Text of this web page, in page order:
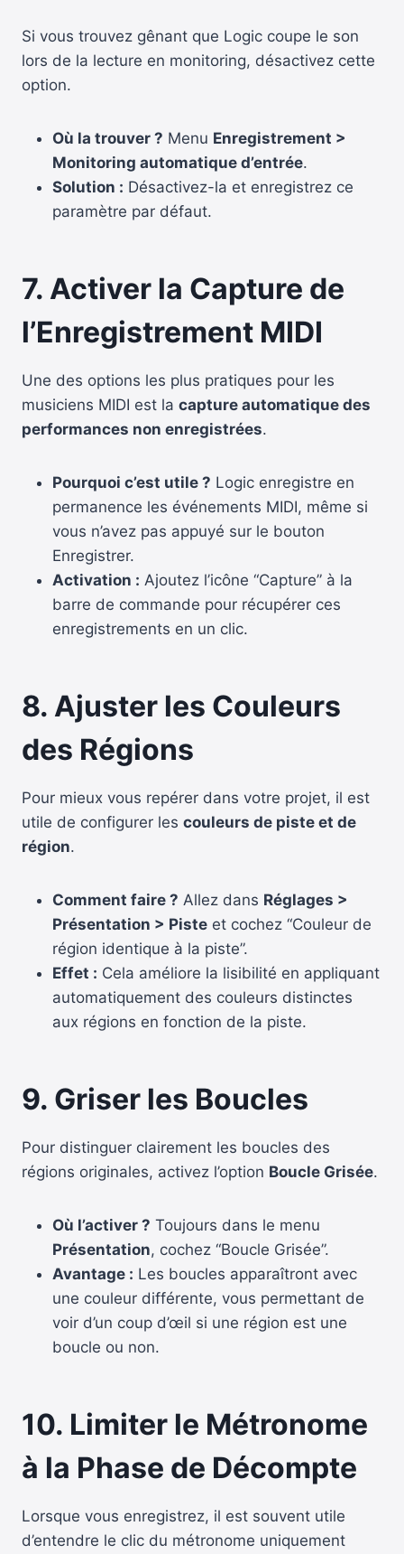
Si vous trouvez gênant que Logic coupe le son
lors de la lecture en monitoring, désactivez cette
option.
Où la trouver ? Menu Enregistrement >
Monitoring automatique d’entrée.
Solution : Désactivez-la et enregistrez ce
paramètre par défaut.
7. Activer la Capture de
l’Enregistrement MIDI
Une des options les plus pratiques pour les
musiciens MIDI est la capture automatique des
performances non enregistrées.
Pourquoi c’est utile ? Logic enregistre en
permanence les événements MIDI, même si
vous n’avez pas appuyé sur le bouton
Enregistrer.
Activation : Ajoutez l’icône “Capture” à la
barre de commande pour récupérer ces
enregistrements en un clic.
8. Ajuster les Couleurs
des Régions
Pour mieux vous repérer dans votre projet, il est
utile de configurer les couleurs de piste et de
région.
Comment faire ? Allez dans Réglages >
Présentation > Piste et cochez “Couleur de
région identique à la piste”.
Effet : Cela améliore la lisibilité en appliquant
automatiquement des couleurs distinctes
aux régions en fonction de la piste.
9. Griser les Boucles
Pour distinguer clairement les boucles des
régions originales, activez l’option Boucle Grisée.
Où l’activer ? Toujours dans le menu
Présentation, cochez “Boucle Grisée”.
Avantage : Les boucles apparaîtront avec
une couleur différente, vous permettant de
voir d’un coup d’œil si une région est une
boucle ou non.
10. Limiter le Métronome
à la Phase de Décompte
Lorsque vous enregistrez, il est souvent utile
d’entendre le clic du métronome uniquement